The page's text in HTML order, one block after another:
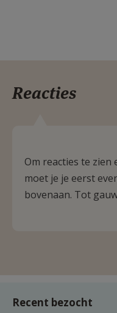
Reacties
Om reacties te
moet je je eerst
bovenaan. Tot
Recent bezocht